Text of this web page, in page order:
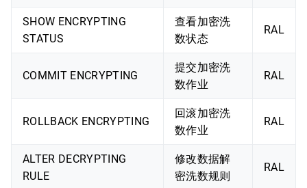
SHOW ENCRYPTING
STATUS
查看加密洗
数状态
RAL
COMMIT ENCRYPTING
提交加密洗
数作业
RAL
ROLLBACK ENCRYPTING
回滚加密洗
数作业
RAL
ALTER DECRYPTING
RULE
修改数据解
密洗数规则
RAL